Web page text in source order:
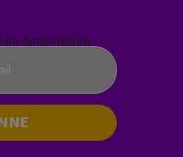
lundi matin)